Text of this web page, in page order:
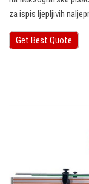
za ispis ljepljivih
Get Best Quote